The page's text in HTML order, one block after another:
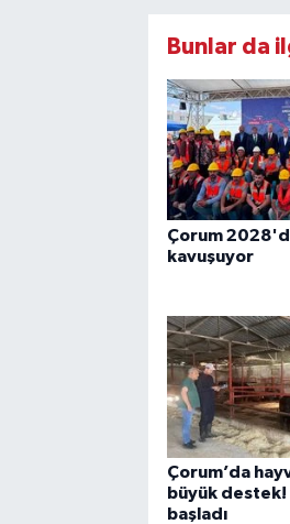
Bunlar da
Çorum
kavuşuyor
Çorum’da
büyük
başladı